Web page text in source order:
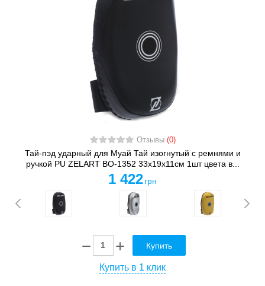
Отзывы (0)
Тай-пэд ударный для Муай Тай изогнутый с ремнями и
ручкой PU ZELART BO-1352 33x19x11см 1шт цвета в...
1 422 грн
Купить
Купить в 1 клик